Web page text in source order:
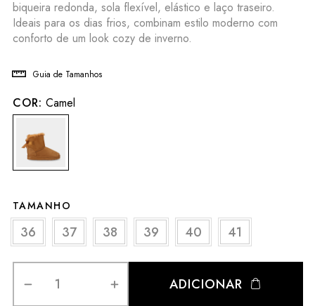
biqueira redonda, sola flexível, elástico e laço traseiro.
Ideais para os dias frios, combinam estilo moderno com
conforto de um look cozy de inverno.
Guia de Tamanhos
COR: Camel
TAMANHO
36 37 38 39 40 41
ADICIONAR